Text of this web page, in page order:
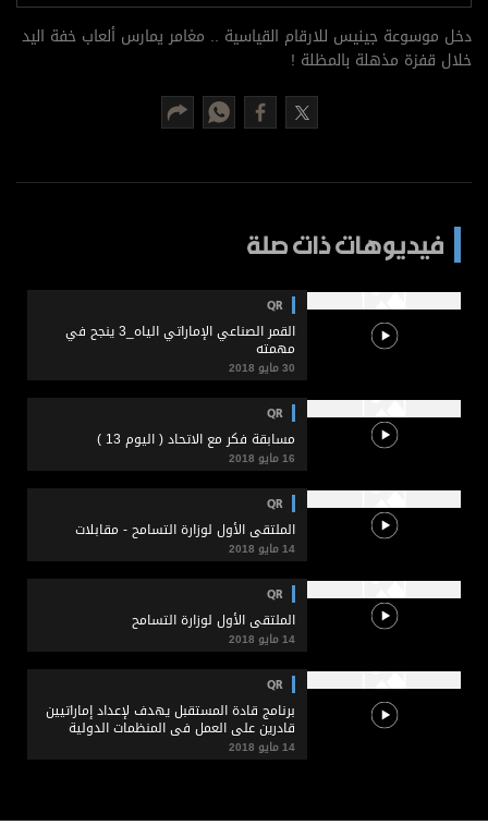
عدد اليوم
الأحوال الجوية
دخل موسوعة جينيس للارقام القياسية .. مغامر يمارس ألعاب خفة اليد
خلال قفزة مذهلة بالمظلة !
فيديوهات ذات صلة
QR
القمر الصناعي الإماراتي الياه_3 ينجح في
مهمته
30 مايو 2018
QR
مسابقة فكر مع الاتحاد ( اليوم 13 )
16 مايو 2018
QR
الملتقى الأول لوزارة التسامح - مقابلات
14 مايو 2018
QR
الملتقى الأول لوزارة التسامح
14 مايو 2018
QR
برنامج قادة المستقبل يهدف لإعداد إماراتيين
قادرين على العمل في المنظمات الدولية
14 مايو 2018